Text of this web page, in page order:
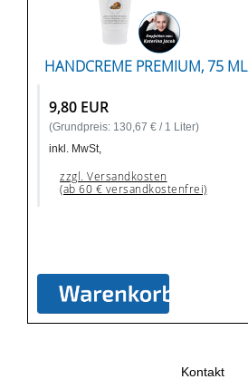
HANDCREME PREMIUM, 75 ML
9,80 EUR
(Grundpreis: 130,67 € / 1 Liter)
inkl. MwSt,
zzgl. Versandkosten
(ab 60 € versandkostenfrei)
Kontakt